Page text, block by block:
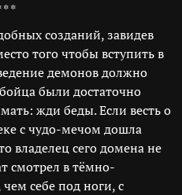
* *
созданий, завидев
того чтобы вступить в
демонов должно
были достаточно
жди беды. Если весть о
с чудо-мечом дошла
владелец сего домена не
смотрел в тёмно-
себе под ноги, с